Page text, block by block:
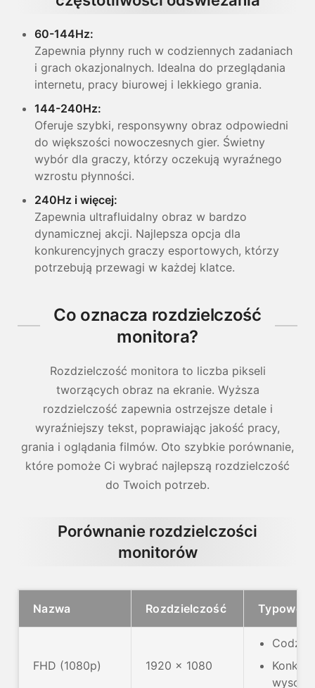
60-144Hz:
Zapewnia płynny ruch w codziennych zadaniach
i grach okazjonalnych. Idealna do przeglądania
internetu, pracy biurowej i lekkiego grania.
144-240Hz:
Oferuje szybki, responsywny obraz odpowiedni
do większości nowoczesnych gier. Świetny
wybór dla graczy, którzy oczekują wyraźnego
wzrostu płynności.
240Hz i więcej:
Zapewnia ultrafluidalny obraz w bardzo
dynamicznej akcji. Najlepsza opcja dla
konkurencyjnych graczy esportowych, którzy
potrzebują przewagi w każdej klatce.
Co oznacza rozdzielczość
monitora?
Rozdzielczość monitora to liczba pikseli
tworzących obraz na ekranie. Wyższa
rozdzielczość zapewnia ostrzejsze detale i
wyraźniejszy tekst, poprawiając jakość pracy,
grania i oglądania filmów. Oto szybkie porównanie,
które pomoże Ci wybrać najlepszą rozdzielczość
do Twoich potrzeb.
Porównanie rozdzielczości
monitorów
Nazwa Rozdzielczość Typowe
FHD (1080p) 1920 x 1080